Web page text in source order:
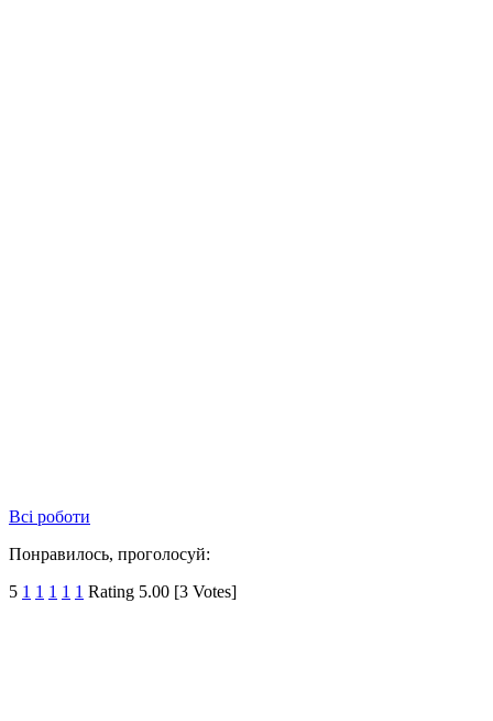
Всі роботи
Понравилось, проголосуй:
5 1 1 1 1 1 Rating 5.00 [3 Votes]